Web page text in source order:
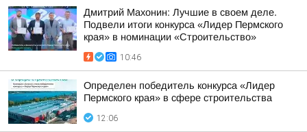
Дмитрий Махонин: Лучшие в своем деле.
Подвели итоги конкурса «Лидер Пермского
края» в номинации «Строительство»
10:46
Определен победитель конкурса «Лидер
Пермского края» в сфере строительства
12:06